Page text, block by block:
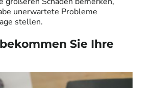
unerwartete Probleme
stellen.
Sie Ihre